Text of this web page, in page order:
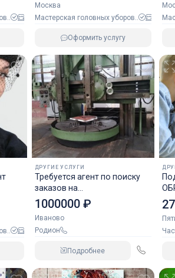
Москва
Мастерская головных уборов..
Оформить услугу
ДРУГИЕ УСЛУГИ
Требуется агент по поиску
заказов на
металлообработку
1000000 ₽
Иваново
Родион
Подробнее